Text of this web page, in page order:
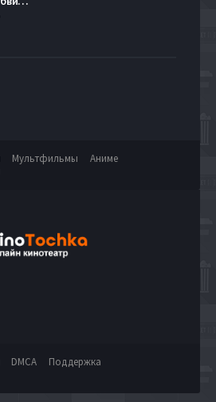
Мультфильмы
Аниме
DMCA
Поддержка